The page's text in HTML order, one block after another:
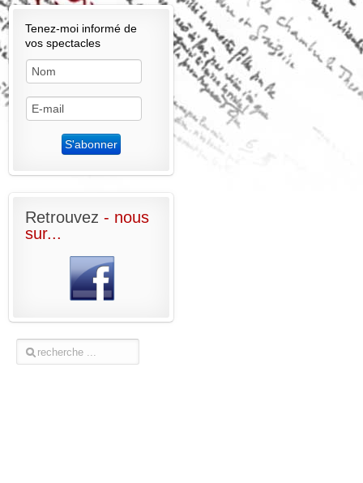
Tenez-moi informé de
vos spectacles
Retrouvez - nous
sur...